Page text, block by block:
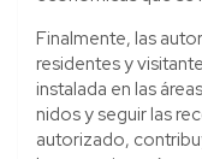
Finalmente, las
residentes y
instalada en las
nidos y seguir las
autorizado,